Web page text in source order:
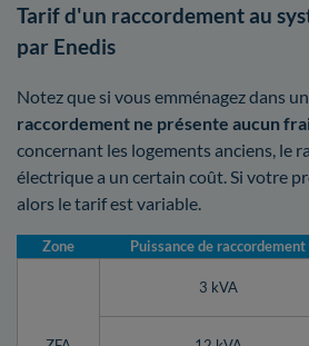
Tarif d'un raccordement au
par Enedis
Notez que si vous emménagez dans
raccordement ne présente aucun
concernant les logements anciens, le
électrique a un certain coût. Si votre
alors le tarif est variable.
Zone Puissance de raccordement
3 kVA